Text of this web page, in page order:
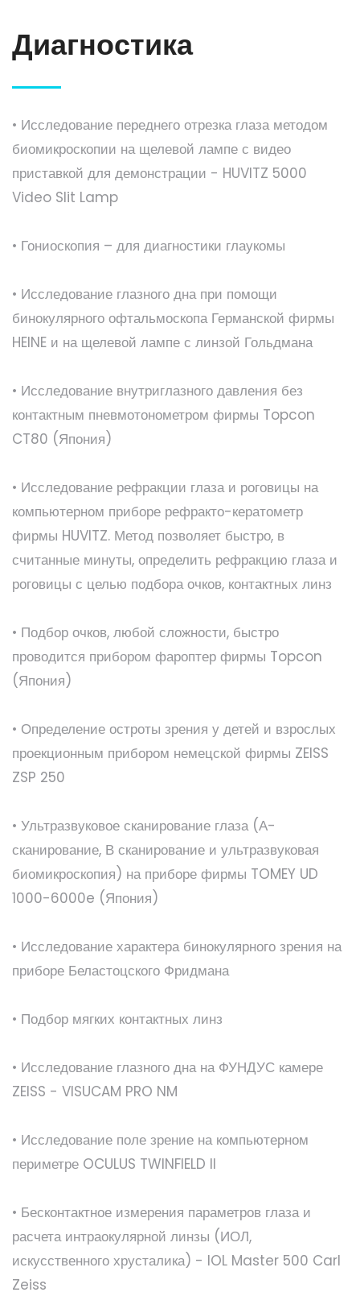
Диагностика
• Исследование переднего отрезка глаза методом
биомикроскопии на щелевой лампе с видео
приставкой для демонстрации - HUVITZ 5000
Video Slit Lamp
• Гониоскопия – для диагностики глаукомы
• Исследование глазного дна при помощи
бинокулярного офтальмоскопа Германской фирмы
HEINE и на щелевой лампе с линзой Гольдмана
• Исследование внутриглазного давления без
контактным пневмотонометром фирмы Topcon
CT80 (Япония)
• Исследование рефракции глаза и роговицы на
компьютерном приборе рефракто-кератометр
фирмы HUVITZ. Метод позволяет быстро, в
считанные минуты, определить рефракцию глаза и
роговицы с целью подбора очков, контактных линз
• Подбор очков, любой сложности, быстро
проводится прибором фароптер фирмы Topcon
(Япония)
• Определение остроты зрения у детей и взрослых
проекционным прибором немецской фирмы ZEISS
ZSP 250
• Ультразвуковое сканирование глаза (А-
сканирование, В сканирование и ультразвуковая
биомикроскопия) на приборе фирмы TOMEY UD
1000-6000e (Япония)
• Исследование характера бинокулярного зрения на
приборе Беластоцского Фридмана
• Подбор мягких контактных линз
• Исследование глазного дна на ФУНДУС камере
ZEISS - VISUCAM PRO NM
• Исследование поле зрение на компьютерном
периметре OCULUS TWINFIELD II
• Бесконтактное измерения параметров глаза и
расчета интраокулярной линзы (ИОЛ,
искусственного хрусталика) - IOL Master 500 Carl
Zeiss